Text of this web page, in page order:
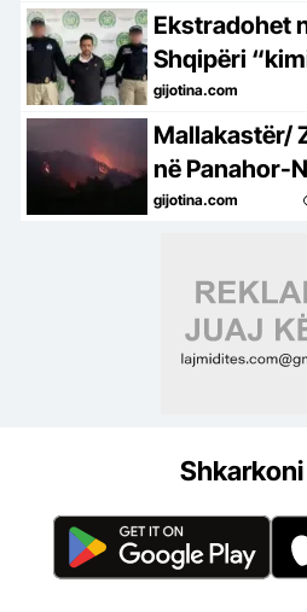
Ekstradohet
Shqipëri
Frakull, i
gijotina.com
Mallakastër/
në Panahor-
zjarrfikësit
gijotina.com
Shkarkoni